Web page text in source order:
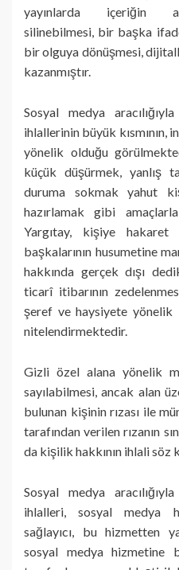
yayınlarda içeriğin
silinebilmesi, bir başka
bir olguya dönüşmesi,
kazanmıştır.
Sosyal medya
ihlallerinin büyük kısmının,
yönelik olduğu
küçük düşürmek, yanlış
duruma sokmak yahut
hazırlamak gibi
Yargıtay, kişiye hakaret
başkalarının husumetine
hakkında gerçek dışı
ticarî itibarının
şeref ve haysiyete
nitelendirmektedir.
Gizli özel alana yönelik
sayılabilmesi, ancak alan
bulunan kişinin rızası ile
tarafından verilen rızanın
da kişilik hakkının ihlali söz
Sosyal medya
ihlalleri, sosyal medya
sağlayıcı, bu hizmetten
sosyal medya hizmetine